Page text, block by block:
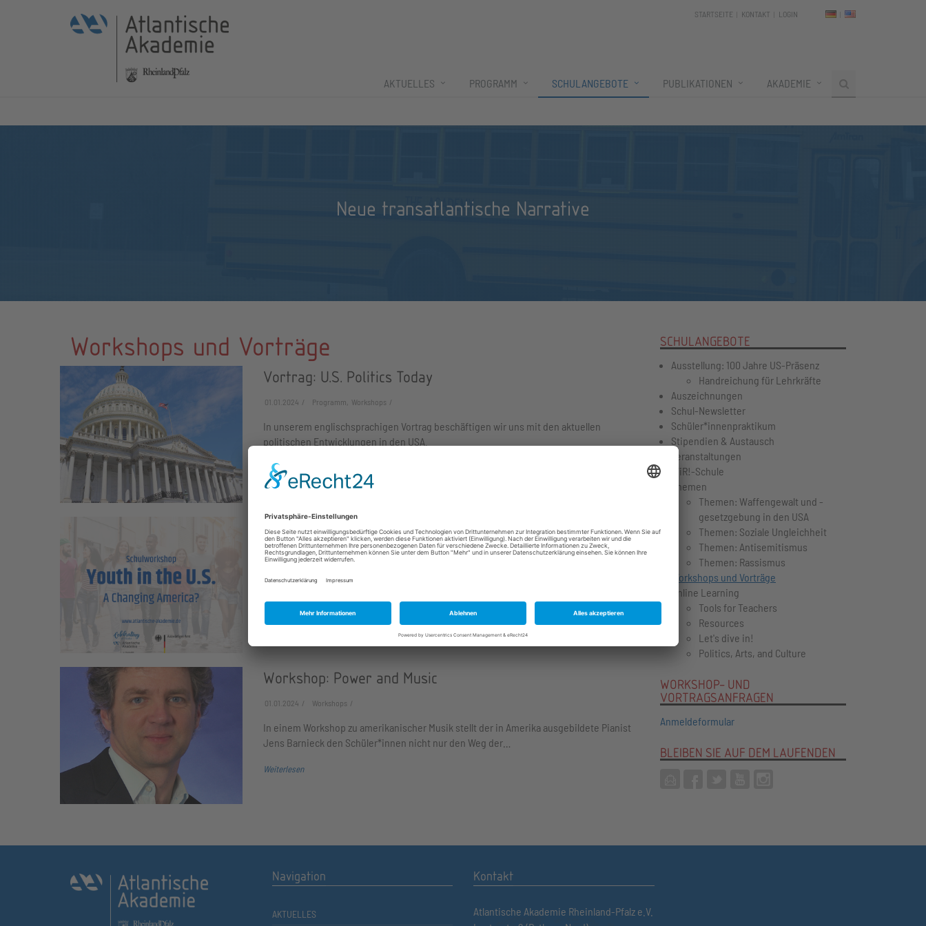
STARTSEITE KONTAKT LOGIN
AKTUELLES PROGRAMM SCHULANGEBOTE PUBLIKATIONEN AKADEMIE
Neue transatlantische Narrative
Workshops und Vorträge
Vortrag: U.S. Politics Today
01.01.2024 Programm, Workshops
In unserem englischsprachigen Vortrag beschäftigen wir uns mit den aktuellen
politischen Entwicklungen in den USA.
Weiterlesen
Schulworkshop: "Youth in the U.S. – A Changing America?"
01.01.2024 Programm, Workshops
Die Atlantische Akademie Rheinland-Pfalz freut sich, im Jahr 2024 regelmäßig den neu
Weiterlesen
Workshop: Power and Music
01.01.2024 Workshops
In einem Workshop zu amerikanischer Musik stellt der in Amerika ausgebildete Pianist
Jens Barnieck den Schüler*innen nicht nur den Weg der…
Weiterlesen
SCHULANGEBOTE
Ausstellung: 100 Jahre US-Präsenz
Handreichung für Lehrkräfte
Auszeichnungen
Schul-Newsletter
Schüler*innenpraktikum
Stipendien & Austausch
Veranstaltungen
WiR!-Schule
Themen
Themen: Waffengewalt und -
gesetzgebung in den USA
Themen: Soziale Ungleichheit
Themen: Antisemitismus
Themen: Rassismus
Workshops und Vorträge
Online Learning
Tools for Teachers
Resources
Let's dive in!
Politics, Arts, and Culture
WORKSHOP- UND
VORTRAGSANFRAGEN
Anmeldeformular
BLEIBEN SIE AUF DEM LAUFENDEN
Navigation
AKTUELLES
Kontakt
Atlantische Akademie Rheinland-Pfalz e.V.